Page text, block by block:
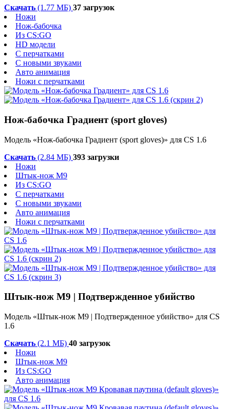
Скачать (1.77 МБ) 37 загрузок
Ножи
Нож-бабочка
Из CS:GO
HD модели
С перчатками
С новыми звуками
Авто анимация
Ножи с перчатками
Нож-бабочка Градиент (sport gloves)
Модель «Нож-бабочка Градиент (sport gloves)» для CS 1.6
Скачать (2.84 МБ) 393 загрузки
Ножи
Штык-нож М9
Из CS:GO
С перчатками
С новыми звуками
Авто анимация
Ножи с перчатками
Штык-нож M9 | Подтвержденное убийство
Модель «Штык-нож M9 | Подтвержденное убийство» для CS
1.6
Скачать (2.1 МБ) 40 загрузок
Ножи
Штык-нож М9
Из CS:GO
Авто анимация